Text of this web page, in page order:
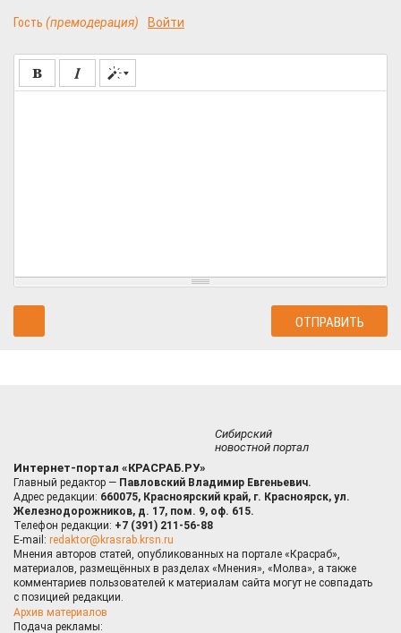
Гость (премодерация) Войти
Сибирский
новостной портал
Интернет-портал «КРАСРАБ.РУ»
Главный редактор — Павловский Владимир Евгеньевич.
Адрес редакции: 660075, Красноярский край, г. Красноярск, ул.
Железнодорожников, д. 17, пом. 9, оф. 615.
Телефон редакции: +7 (391) 211-56-88
E-mail: redaktor@krasrab.krsn.ru
Мнения авторов статей, опубликованных на портале «Красраб»,
материалов, размещённых в разделах «Мнения», «Молва», а также
комментариев пользователей к материалам сайта могут не совпадать
с позицией редакции.
Архив материалов
Подача рекламы: